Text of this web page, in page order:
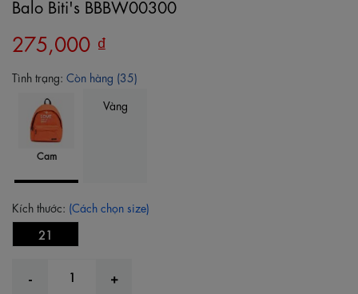
Balo Biti's BBBW00300
275,000 ₫
Tình trạng: Còn hàng (35)
Cam
Vàng
Kích thước: (Cách chọn size)
21